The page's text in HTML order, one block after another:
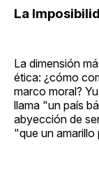
La
La dimensión
ética: ¿cómo
marco moral?
llama "un país
abyección de
"que un